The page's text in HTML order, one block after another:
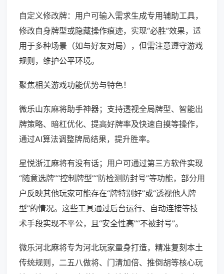
自定义修改牌：用户可输入需求生成专用辅助工具，
修改自身牌型或隐藏操作痕迹，实现“必胜”效果，适
用于多种场景（如与好友对局），但需注意遵守游戏
规则，维护公平环境。
聚焦相关游戏功能优势与特色！
微乐山东麻将助手神器；支持透视全局牌型、智能出
牌策略、暗杠优化、提高好牌率及快速自摸等操作，
通过AI算法调整牌局结果，提升胜率。
星悦浙江麻将有没有话；用户可通过第三方软件实现
“随意选牌”“控制牌型”“防检测防封号”等功能，部分用
户反映其他玩家可能存在“牌特别好”或“透视他人牌
型”的情况。这些工具通过后台运行、自动连接等技
术手段实现不平公，且“安全性高”“不被封号”。
微乐河北麻将专为河北玩家量身打造，精准复刻本土
传统规则，二五八做将、门清加倍、推倒胡等核心玩